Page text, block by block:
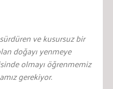
sürdüren ve kusursuz bir
doğayı yenmeye
olmayı öğrenmemiz
gerekiyor.